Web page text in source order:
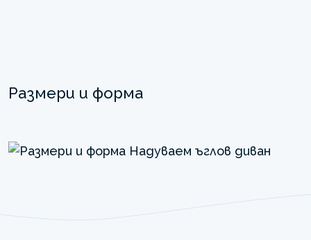
Размери и форма